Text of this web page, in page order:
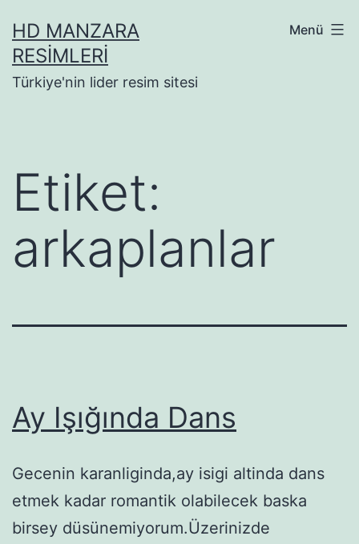
geçHD MANZARA
RESIMLERI
Türkiye'nin lider resim sitesi
Menü
Etiket:
arkaplanlar
Ay Işığında Dans
Gecenin karanliginda,ay isigi altinda dans
etmek kadar romantik olabilecek baska
birsey düsünemiyorum.Üzerinizde